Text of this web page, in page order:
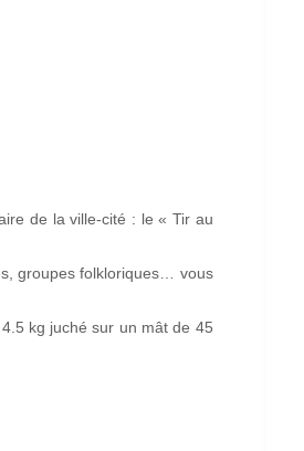
de la ville-cité : le « Tir au
groupes folkloriques… vous
kg juché sur un mât de 45